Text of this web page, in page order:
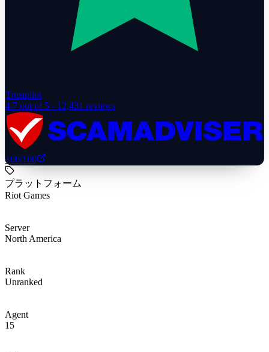
Trustpilot
4.7 out of 5 · 12,431 reviews
100/100
プラットフォーム
Riot Games
Server
North America
Rank
Unranked
Agent
15